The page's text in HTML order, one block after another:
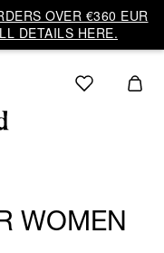
OVER €360 EUR
DETAILS HERE.
WOMEN